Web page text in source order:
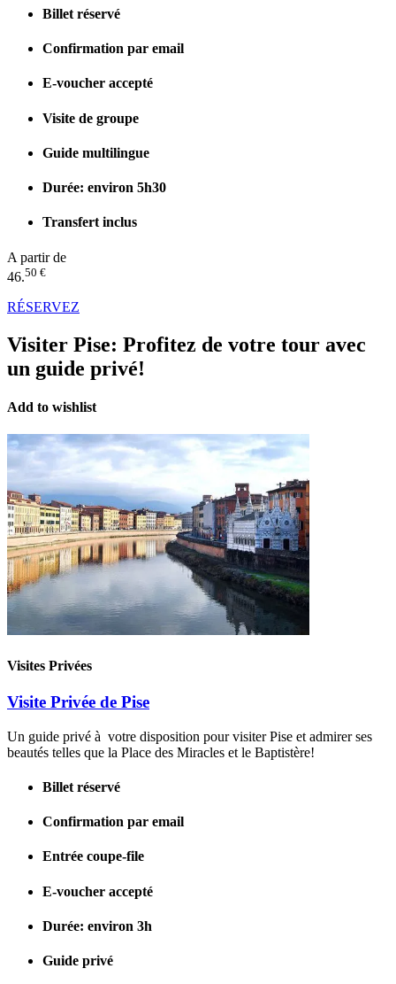
Billet réservé
Confirmation par email
E-voucher accepté
Visite de groupe
Guide multilingue
Durée: environ 5h30
Transfert inclus
A partir de
46.50 €
RÉSERVEZ
Visiter Pise: Profitez de votre tour avec
un guide privé!
Add to wishlist
Visites Privées
Visite Privée de Pise
Un guide privé à votre disposition pour visiter Pise et admirer ses
beautés telles que la Place des Miracles et le Baptistère!
Billet réservé
Confirmation par email
Entrée coupe-file
E-voucher accepté
Durée: environ 3h
Guide privé